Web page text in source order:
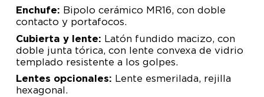
Enchufe: Bipolo cerámico MR16, con doble
contacto y portafocos.
Cubierta y lente: Latón fundido macizo, con
doble junta tórica, con lente convexa de vidrio
templado resistente a los golpes.
Lentes opcionales: Lente esmerilada, rejilla
hexagonal.